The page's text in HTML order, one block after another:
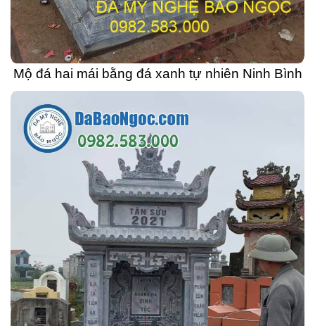
Mộ đá hai mái bằng đá xanh tự nhiên Ninh Bình